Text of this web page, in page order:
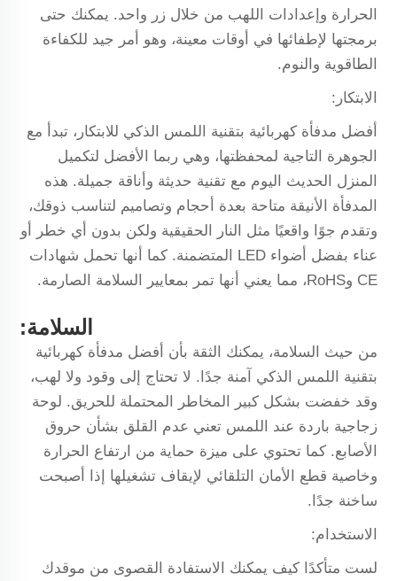
الحرارة وإعدادات اللهب من خلال زر واحد. يمكنك حتى
برمجتها لإطفائها في أوقات معينة، وهو أمر جيد للكفاءة
الطاقوية والنوم.
الابتكار:
أفضل مدفأة كهربائية بتقنية اللمس الذكي للابتكار، تبدأ مع
الجوهرة التاجية لمحفظتها، وهي ربما الأفضل لتكميل
المنزل الحديث اليوم مع تقنية حديثة وأناقة جميلة. هذه
المدفأة الأنيقة متاحة بعدة أحجام وتصاميم لتناسب ذوقك،
وتقدم جوًا واقعيًا مثل النار الحقيقية ولكن بدون أي خطر أو
عناء بفضل أضواء LED المتضمنة. كما أنها تحمل شهادات
CE وRoHS، مما يعني أنها تمر بمعايير السلامة الصارمة.
السلامة:
من حيث السلامة، يمكنك الثقة بأن أفضل مدفأة كهربائية
بتقنية اللمس الذكي آمنة جدًا. لا تحتاج إلى وقود ولا لهب،
وقد خفضت بشكل كبير المخاطر المحتملة للحريق. لوحة
زجاجية باردة عند اللمس تعني عدم القلق بشأن حروق
الأصابع. كما تحتوي على ميزة حماية من ارتفاع الحرارة
وخاصية قطع الأمان التلقائي لإيقاف تشغيلها إذا أصبحت
ساخنة جدًا.
الاستخدام:
لست متأكدًا كيف يمكنك الاستفادة القصوى من موقدك